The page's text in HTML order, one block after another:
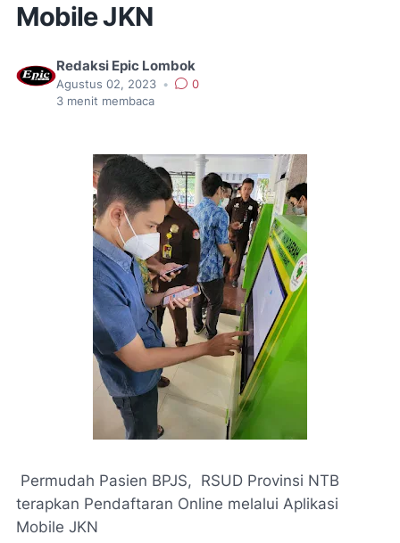
Mobile JKN
Redaksi Epic Lombok
Agustus 02, 2023 •
0
3 menit membaca
Permudah Pasien BPJS, RSUD Provinsi NTB
terapkan Pendaftaran Online melalui Aplikasi
Mobile JKN